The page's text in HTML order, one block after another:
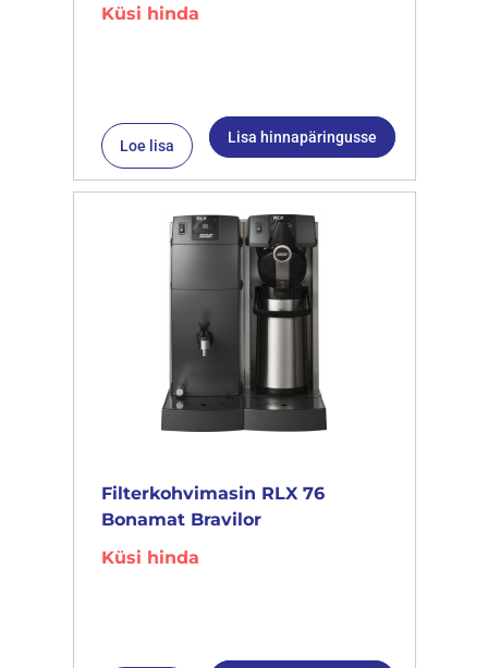
Küsi hinda
Loe lisa Lisa hinnapäringusse
Filterkohvimasin RLX 76
Bonamat Bravilor
Küsi hinda